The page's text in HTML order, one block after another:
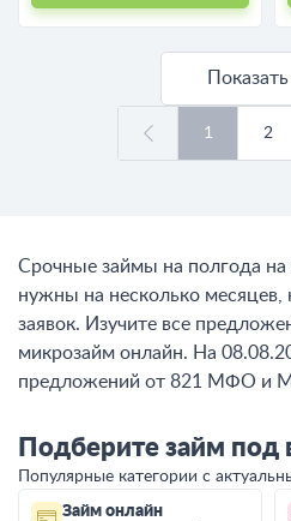
1 2
Срочные займы на полгода на
нужны на несколько месяцев,
заявок. Изучите все
микрозайм онлайн. На
предложений от 821 МФО и
Подберите займ под
Популярные категории с
Займ онлайн